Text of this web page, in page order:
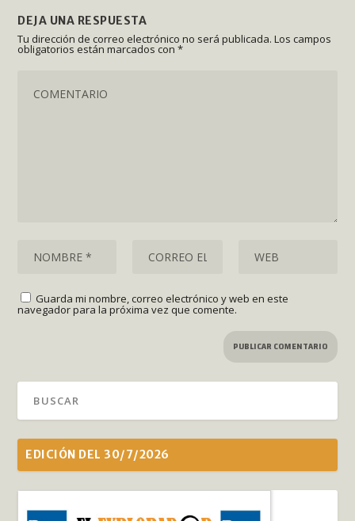
DEJA UNA RESPUESTA
Tu dirección de correo electrónico no será publicada. Los campos
obligatorios están marcados con*
Guarda mi nombre, correo electrónico y web en este
navegador para la próxima vez que comente.
EDICIÓN DEL 30/7/2026